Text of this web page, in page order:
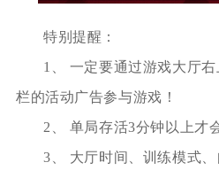
特别提醒：
1、 一定要通过游戏大厅
栏的活动广告参与游戏！
2、 单局存活3分钟以上才
3、 大厅时间、训练模式